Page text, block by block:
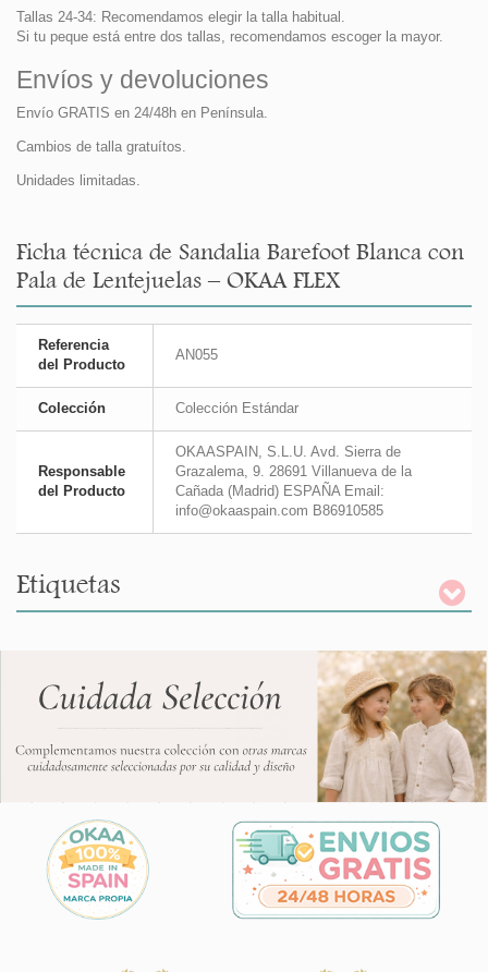
Tallas 24-34: Recomendamos elegir la talla habitual.
Si tu peque está entre dos tallas, recomendamos escoger la mayor.
Envíos y devoluciones
Envío GRATIS en 24/48h en Península.
Cambios de talla gratuítos.
Unidades limitadas.
Ficha técnica de Sandalia Barefoot Blanca con
Pala de Lentejuelas – OKAA FLEX
Referencia
del Producto
AN055
Colección Colección Estándar
Responsable
del Producto
OKAASPAIN, S.L.U. Avd. Sierra de
Grazalema, 9. 28691 Villanueva de la
Cañada (Madrid) ESPAÑA Email:
info@okaaspain.com B86910585
Etiquetas